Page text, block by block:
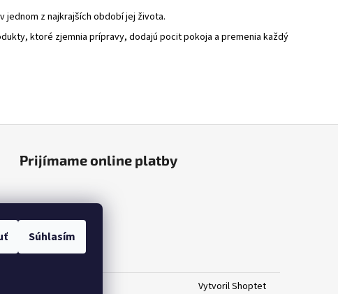
Súhlasím
jednom z najkrajších období jej života.
ktoré zjemnia prípravy, dodajú pocit pokoja a premenia každý
Prijímame online platby
Vytvoril Shoptet